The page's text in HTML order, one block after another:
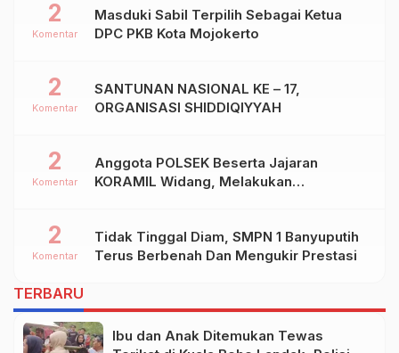
Masduki Sabil Terpilih Sebagai Ketua
DPC PKB Kota Mojokerto
2
Komentar
SANTUNAN NASIONAL KE – 17,
ORGANISASI SHIDDIQIYYAH
2
Komentar
Anggota POLSEK Beserta Jajaran
KORAMIL Widang, Melakukan
Kab.TUBAN
2
Komentar
Tidak Tinggal Diam, SMPN 1 Banyuputih
Terus Berbenah Dan Mengukir Prestasi
2
Komentar
TERBARU
Ibu dan Anak Ditemukan Tewas